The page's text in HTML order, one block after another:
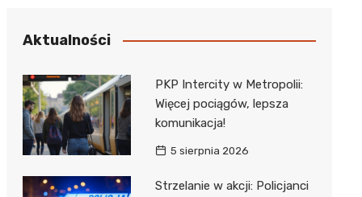
Skarbowy
Policja
Aktualności
PKP Intercity w Metropolii:
Więcej pociągów, lepsza
komunikacja!
5 sierpnia 2026
Strzelanie w akcji: Policjanci